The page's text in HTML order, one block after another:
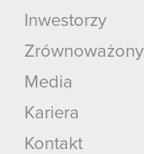
Inwestorzy
Media
Kariera
Kontakt